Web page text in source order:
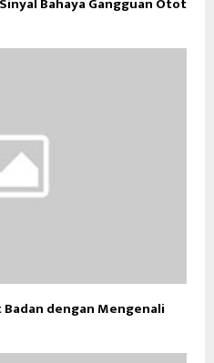
dengan Mengenali